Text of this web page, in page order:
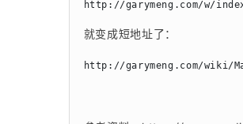
http://garymeng.com/w/
就变成短地址了：
http://garymeng.com/wiki/